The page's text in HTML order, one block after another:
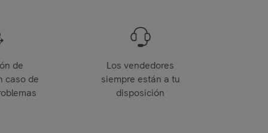
de
caso de
Los vendedores
siempre están a tu
disposición